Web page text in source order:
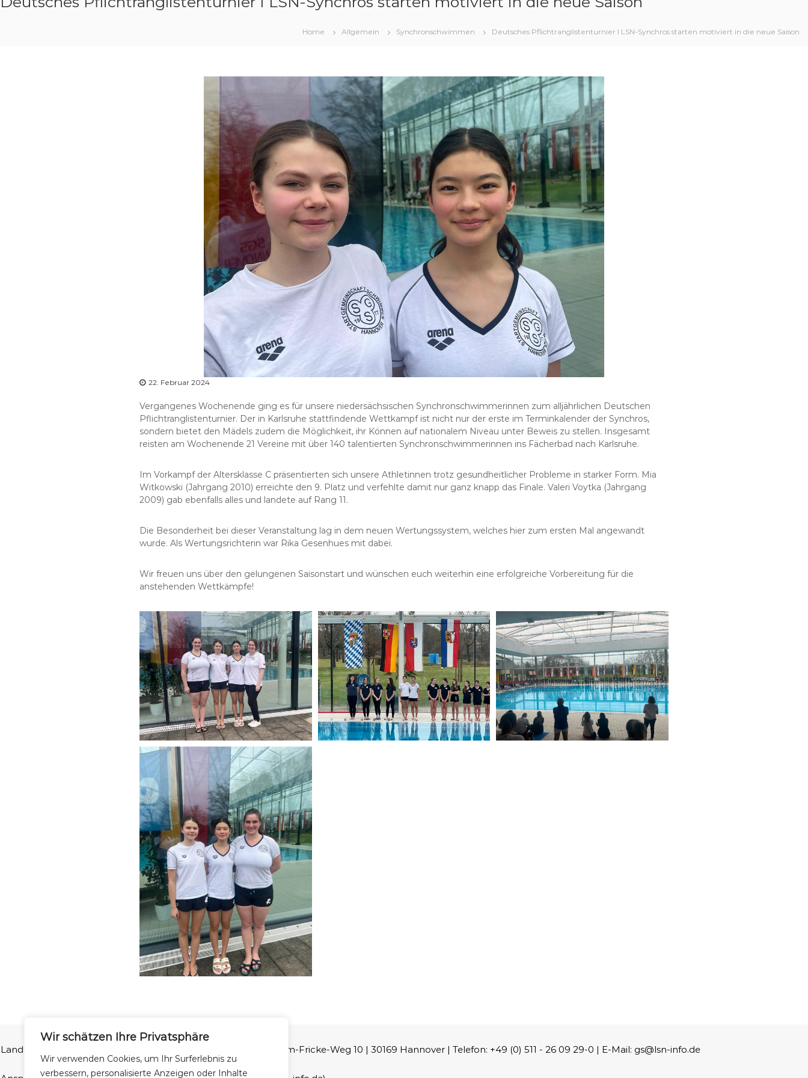
Wir schätzen Ihre Privatsphäre
Wir verwenden Cookies, um Ihr Surferlebnis zu
verbessern, personalisierte Anzeigen oder Inhalte
Home Allgemein Synchronschwimmen Deutsches Pflichtranglistenturnier I LSN-Synchros starten motiviert in die neue Saison
22. Februar 2024
Vergangenes Wochenende ging es für unsere niedersächsischen Synchronschwimmerinnen zum alljährlichen Deutschen
Pflichtranglistenturnier. Der in Karlsruhe stattfindende Wettkampf ist nicht nur der erste im Terminkalender der Synchros,
sondern bietet den Mädels zudem die Möglichkeit, ihr Können auf nationalem Niveau unter Beweis zu stellen. Insgesamt
reisten am Wochenende 21 Vereine mit über 140 talentierten Synchronschwimmerinnen ins Fächerbad nach Karlsruhe.
Im Vorkampf der Altersklasse C präsentierten sich unsere Athletinnen trotz gesundheitlicher Probleme in starker Form. Mia
Witkowski (Jahrgang 2010) erreichte den 9. Platz und verfehlte damit nur ganz knapp das Finale. Valeri Voytka (Jahrgang
2009) gab ebenfalls alles und landete auf Rang 11.
Die Besonderheit bei dieser Veranstaltung lag in dem neuen Wertungssystem, welches hier zum ersten Mal angewandt
wurde. Als Wertungsrichterin war Rika Gesenhues mit dabei.
Wir freuen uns über den gelungenen Saisonstart und wünschen euch weiterhin eine erfolgreiche Vorbereitung für die
anstehenden Wettkämpfe!
Landesschwimmverband Niedersachsen e.V | Ferdinand-Wilhelm-Fricke-Weg 10 | 30169 Hannover | Telefon: +49 (0) 511 - 26 09 29-0 | E-Mail: gs@lsn-info.de